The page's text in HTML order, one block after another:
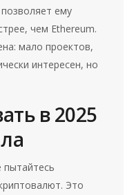
ему
чем Ethereum.
мало проектов,
интересен, но
в 2025
пытайтесь
Это